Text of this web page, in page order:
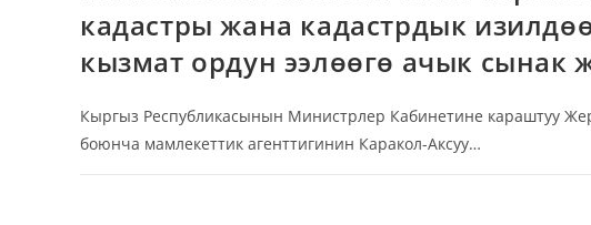
кадастры жана кадастрдык
кызмат ордун ээлөөгө ачык сынак
Кыргыз Республикасынын Министрлер Кабинетине караштуу
боюнча мамлекеттик агенттигинин Каракол-Аксуу…